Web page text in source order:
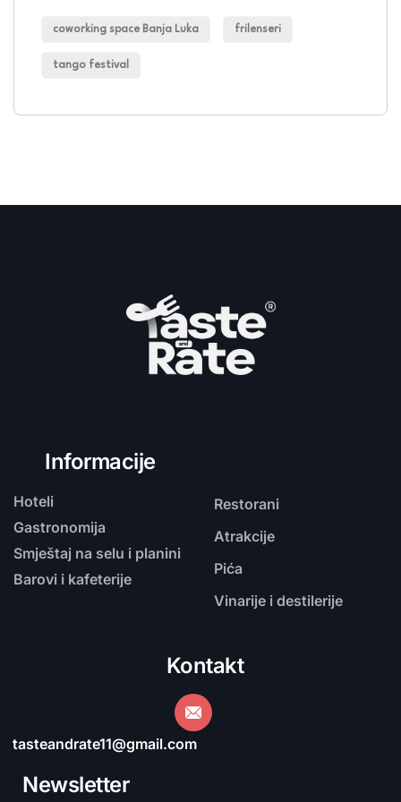
coworking space Banja Luka frilenseri
tango festival
Informacije
Hoteli
Gastronomija
Smještaj na selu i planini
Barovi i kafeterije
Restorani
Atrakcije
Pića
Vinarije i destilerije
Kontakt
tasteandrate11@gmail.com
Newsletter